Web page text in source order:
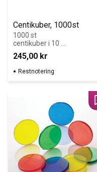
Centikuber, 1000st
1000 st
centikuber i 10
färger.
Levereras i en
praktisk
förvaringslåda.
245,00 kr
Restnotering